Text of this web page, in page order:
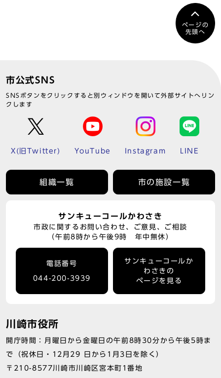
ページの
先頭へ
市公式SNS
SNSボタンをクリックすると別ウィンドウを開いて外部サイトへリン
クします
X(旧Twitter) YouTube Instagram LINE
組織一覧 市の施設一覧
サンキューコールかわさき
市政に関するお問い合わせ、ご意見、ご相談
（午前8時から午後9時 年中無休）
電話番号
044-200-3939
サンキューコールか
わさきの
ページを見る
川崎市役所
開庁時間：月曜日から金曜日の午前8時30分から午後5時ま
で（祝休日・12月29 日から1月3日を除く）
〒210-8577川崎市川崎区宮本町1番地